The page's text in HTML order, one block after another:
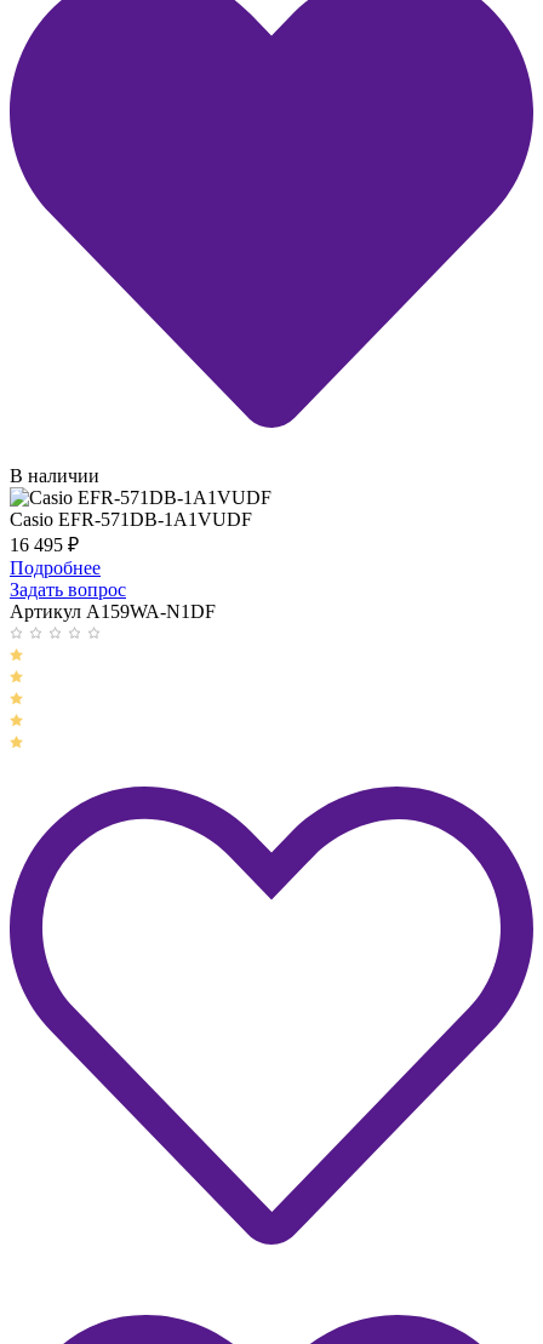
В наличии
Casio EFR-571DB-1A1VUDF
16 495 ₽
Подробнее
Задать вопрос
Артикул A159WA-N1DF